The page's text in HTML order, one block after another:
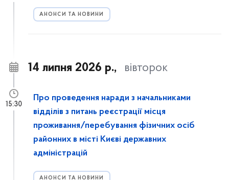
АНОНСИ ТА НОВИНИ
14 липня 2026 р., вівторок
Про проведення наради з начальниками
відділів з питань реєстрації місця
проживання/перебування фізичних осіб
районних в місті Києві державних
адміністрацій
АНОНСИ ТА НОВИНИ
15:30